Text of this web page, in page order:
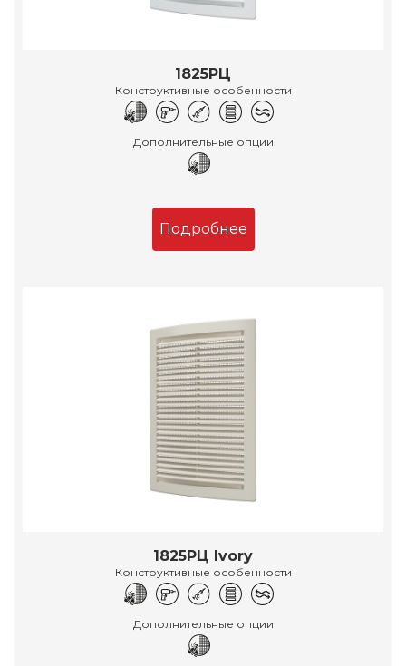
1825РЦ
Конструктивные особенности
Дополнительные опции
Подробнее
1825РЦ Ivory
Конструктивные особенности
Дополнительные опции